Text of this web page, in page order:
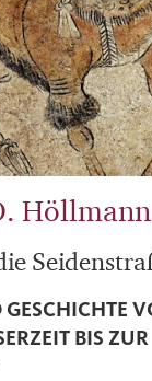
Höllmann
BIS ZUR